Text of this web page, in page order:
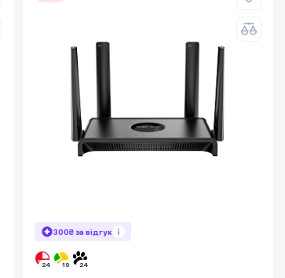
300₴ за відгук